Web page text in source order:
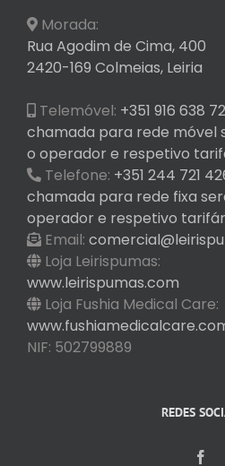
Morada:
Rua Agodim de Cima, 400
2420-169 Colmeias, Leiria
Telemóvel: +351 916 638
chamada para rede móvel
o operador e respetivo
Telefone: +351 244 721
chamada para rede fixa
operador e respetivo
Email:
Loja Leirispumas:
www.leirispumas.com
Loja Fushia Medical Care:
NIF: 502799889
REDES